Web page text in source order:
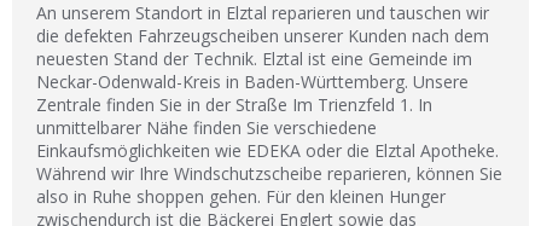
An unserem Standort in Elztal reparieren und tauschen wir
die defekten Fahrzeugscheiben unserer Kunden nach dem
neuesten Stand der Technik. Elztal ist eine Gemeinde im
Neckar-Odenwald-Kreis in Baden-Württemberg. Unsere
Zentrale finden Sie in der Straße Im Trienzfeld 1. In
unmittelbarer Nähe finden Sie verschiedene
Einkaufsmöglichkeiten wie EDEKA oder die Elztal Apotheke.
Während wir Ihre Windschutzscheibe reparieren, können Sie
also in Ruhe shoppen gehen. Für den kleinen Hunger
zwischendurch ist die Bäckerei Englert sowie das